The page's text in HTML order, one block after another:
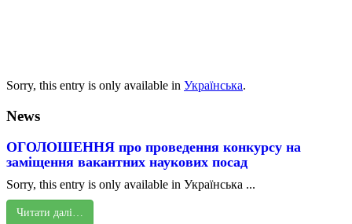
Sorry, this entry is only available in Українська.
News
ОГОЛОШЕННЯ про проведення конкурсу на
заміщення вакантних наукових посад
Sorry, this entry is only available in Українська ...
Читати далі…